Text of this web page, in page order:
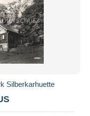
Silberkarhuette